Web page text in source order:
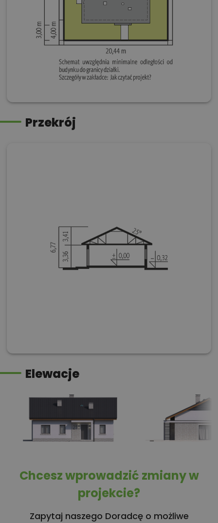
Przekrój
Elewacje
Chcesz wprowadzić zmiany w
projekcie?
Zapytaj naszego Doradcę o możliwe